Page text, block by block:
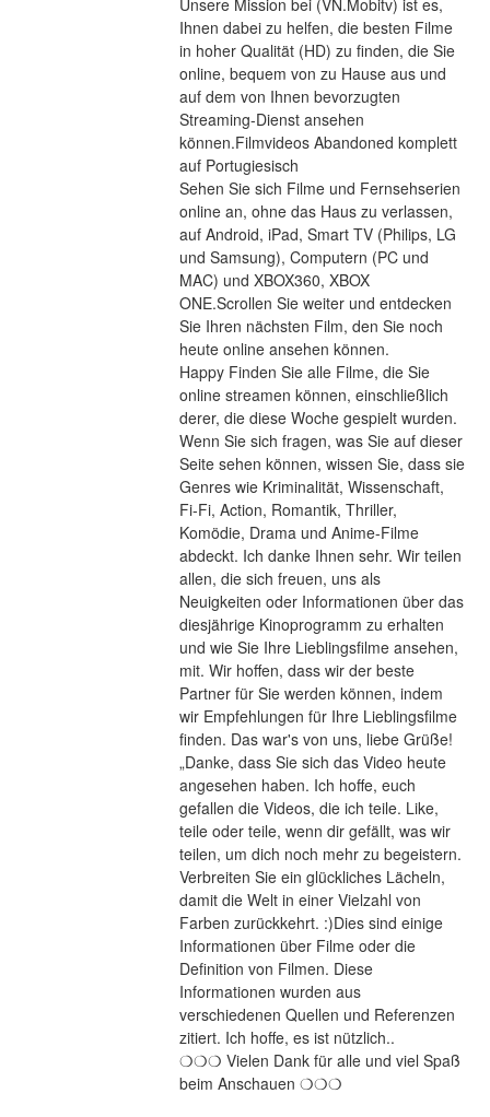
Unsere Mission bei (VN.Mobitv) ist es,
Ihnen dabei zu helfen, die besten Filme
in hoher Qualität (HD) zu finden, die Sie
online, bequem von zu Hause aus und
auf dem von Ihnen bevorzugten
Streaming-Dienst ansehen
können.Filmvideos Abandoned komplett
auf Portugiesisch
Sehen Sie sich Filme und Fernsehserien
online an, ohne das Haus zu verlassen,
auf Android, iPad, Smart TV (Philips, LG
und Samsung), Computern (PC und
MAC) und XBOX360, XBOX
ONE.Scrollen Sie weiter und entdecken
Sie Ihren nächsten Film, den Sie noch
heute online ansehen können.
Happy Finden Sie alle Filme, die Sie
online streamen können, einschließlich
derer, die diese Woche gespielt wurden.
Wenn Sie sich fragen, was Sie auf dieser
Seite sehen können, wissen Sie, dass sie
Genres wie Kriminalität, Wissenschaft,
Fi-Fi, Action, Romantik, Thriller,
Komödie, Drama und Anime-Filme
abdeckt. Ich danke Ihnen sehr. Wir teilen
allen, die sich freuen, uns als
Neuigkeiten oder Informationen über das
diesjährige Kinoprogramm zu erhalten
und wie Sie Ihre Lieblingsfilme ansehen,
mit. Wir hoffen, dass wir der beste
Partner für Sie werden können, indem
wir Empfehlungen für Ihre Lieblingsfilme
finden. Das war's von uns, liebe Grüße!
„Danke, dass Sie sich das Video heute
angesehen haben. Ich hoffe, euch
gefallen die Videos, die ich teile. Like,
teile oder teile, wenn dir gefällt, was wir
teilen, um dich noch mehr zu begeistern.
Verbreiten Sie ein glückliches Lächeln,
damit die Welt in einer Vielzahl von
Farben zurückkehrt. :)Dies sind einige
Informationen über Filme oder die
Definition von Filmen. Diese
Informationen wurden aus
verschiedenen Quellen und Referenzen
zitiert. Ich hoffe, es ist nützlich..
❍❍❍ Vielen Dank für alle und viel Spaß
beim Anschauen ❍❍❍